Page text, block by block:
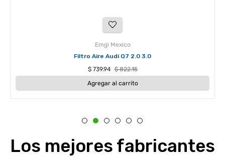
Emgi Mexico
Filtro Aire Audi Q7 2.0 3.0
Precio
habitual
$ 739.94 $ 822.15Precio
de
oferta
Agregar al carrito
Los mejores fabricantes